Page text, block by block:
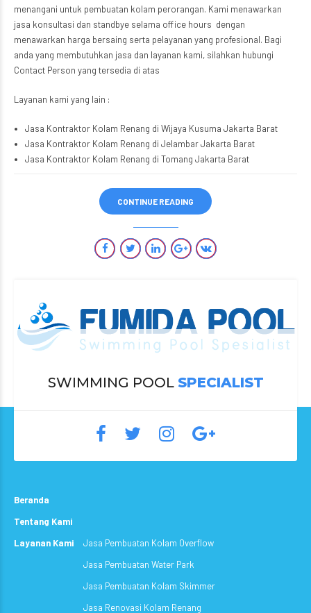
menangani untuk pembuatan kolam perorangan. Kami menawarkan
jasa konsultasi dan standbye selama office hours dengan
menawarkan harga bersaing serta pelayanan yang profesional. Bagi
anda yang membutuhkan jasa dan layanan kami, silahkan hubungi
Contact Person yang tersedia di atas
Layanan kami yang lain :
Jasa Kontraktor Kolam Renang di Wijaya Kusuma Jakarta Barat
Jasa Kontraktor Kolam Renang di Jelambar Jakarta Barat
Jasa Kontraktor Kolam Renang di Tomang Jakarta Barat
CONTINUE READING
SWIMMING POOL SPECIALIST
Beranda
Tentang Kami
Layanan Kami
Jasa Pembuatan Kolam Overflow
Jasa Pembuatan Water Park
Jasa Pembuatan Kolam Skimmer
Jasa Renovasi Kolam Renang